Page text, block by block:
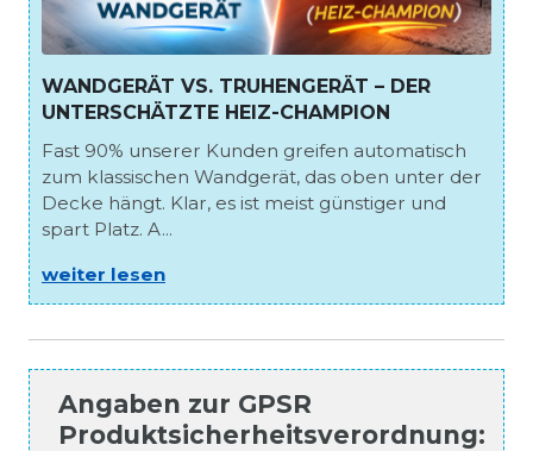
WANDGERÄT VS. TRUHENGERÄT – DER
UNTERSCHÄTZTE HEIZ-CHAMPION
Fast 90% unserer Kunden greifen automatisch
zum klassischen Wandgerät, das oben unter der
Decke hängt. Klar, es ist meist günstiger und
spart Platz. A...
weiter lesen
Angaben zur GPSR
Produktsicherheitsverordnung: